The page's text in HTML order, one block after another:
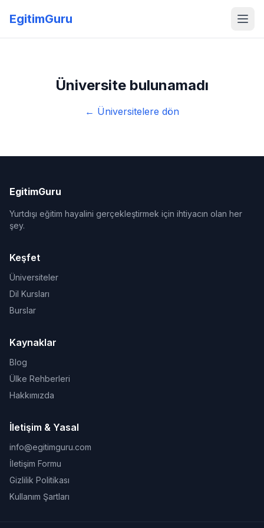
EgitimGuru
Üniversite bulunamadı
← Üniversitelere dön
EgitimGuru
Yurtdışı eğitim hayalini gerçekleştirmek için ihtiyacın olan her
şey.
Keşfet
Üniversiteler
Dil Kursları
Burslar
Kaynaklar
Blog
Ülke Rehberleri
Hakkımızda
İletişim & Yasal
info@egitimguru.com
İletişim Formu
Gizlilik Politikası
Kullanım Şartları